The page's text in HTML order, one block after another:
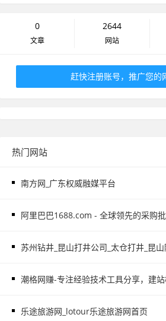
0
文章
2644
网站
赶快注册账号，推广您的
热门网站
南方网_广东权威融媒平台
阿里巴巴1688.com - 全球领先的采购
苏州钻井_昆山打井公司_太仓打井_昆
潮格网赚-专注经验技术工具分享，建
乐途旅游网_lotour乐途旅游网首页